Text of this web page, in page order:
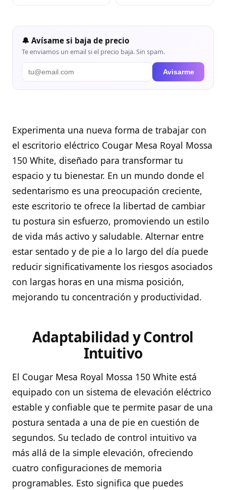
🔔 Avísame si baja de precio
Te enviamos un email si el precio baja. Sin spam.
Avisarme
Experimenta una nueva forma de trabajar con
el escritorio eléctrico Cougar Mesa Royal Mossa
150 White, diseñado para transformar tu
espacio y tu bienestar. En un mundo donde el
sedentarismo es una preocupación creciente,
este escritorio te ofrece la libertad de cambiar
tu postura sin esfuerzo, promoviendo un estilo
de vida más activo y saludable. Alternar entre
estar sentado y de pie a lo largo del día puede
reducir significativamente los riesgos asociados
con largas horas en una misma posición,
mejorando tu concentración y productividad.
Adaptabilidad y Control
Intuitivo
El Cougar Mesa Royal Mossa 150 White está
equipado con un sistema de elevación eléctrico
estable y confiable que te permite pasar de una
postura sentada a una de pie en cuestión de
segundos. Su teclado de control intuitivo va
más allá de la simple elevación, ofreciendo
cuatro configuraciones de memoria
programables. Esto significa que puedes